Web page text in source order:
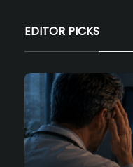
EDITOR PICKS